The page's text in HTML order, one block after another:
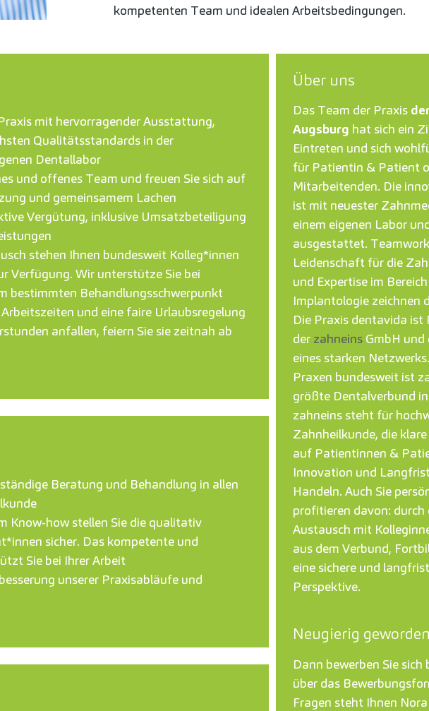
kompetenten Team und idealen Arbeitsbedingungen.
mit hervorragender Ausstattung,
Qualitätsstandards in der
Dentallabor
und offenes Team und freuen Sie sich auf
und gemeinsamem Lachen
Vergütung, inklusive Umsatzbeteiligung
stehen Ihnen bundesweit Kolleg*innen
Verfügung. Wir unterstütze Sie bei
bestimmten Behandlungsschwerpunkt
und eine faire Urlaubsregelung
anfallen, feiern Sie sie zeitnah ab
Beratung und Behandlung in allen
Know-how stellen Sie die qualitativ
sicher. Das kompetente und
Sie bei Ihrer Arbeit
unserer Praxisabläufe und
Über uns
Das Team der Praxis
Augsburg hat sich ein
Eintreten und sich
für Patientin & Patient
Mitarbeitenden. Die
ist mit neuester
einem eigenen Labor
ausgestattet.
Leidenschaft für die
und Expertise im
Implantologie zeichnen
Die Praxis dentavida ist
der zahneinsGmbH und
eines starken
Praxen bundesweit ist
größte Dentalverbund
zahneins steht für
Zahnheilkunde, die
auf Patientinnen &
Innovation und
Handeln. Auch Sie
profitieren davon: durch
Austausch mit
aus dem Verbund,
eine sichere und
Perspektive.
Neugierig
Dann bewerben Sie
über das
Fragen steht Ihnen